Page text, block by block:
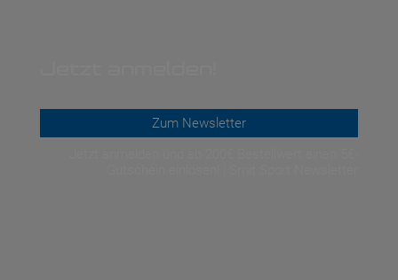
Zum Newsletter